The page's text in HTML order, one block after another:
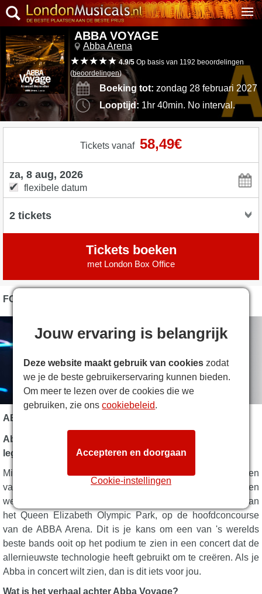
ABBA VOYAGE
Abba Arena
4.9/5 Op basis van 1192 beoordelingen
(beoordelingen)
Boeking tot: zondag 28 februari 2027
Looptijd: 1hr 40min. No interval.
Tickets vanaf 58,49€
flexibele datum
Tickets boeken
met London Box Office
FOTO'S
ABBA VOYAGE BESCHRIJVING
Abba Voyage – Uw kans om getuige te zijn van een
legende
Miljoenen van ons houden van Abba's muziek. En miljoenen
van ons hebben ze nog nooit live zien optreden. Nu kunnen
we dat dankzij een evenement in de Oceanbird Lounge van
het Queen Elizabeth Olympic Park, op de hoofdconcourse
van de ABBA Arena. Dit is je kans om een van 's werelds
beste bands ooit op het podium te zien in een concert dat de
allernieuwste technologie heeft gebruikt om te creëren. Als je
Abba in concert wilt zien, dan is dit iets voor jou.
Wat is het verhaal achter Abba Voyage?
Jouw ervaring is belangrijk
Deze website maakt gebruik van cookies zodat
we je de beste gebruikerservaring kunnen bieden.
Om meer te lezen over de cookies die we
gebruiken, zie onscookiebeleid.
Cookie-instellingen
Accepteren en doorgaan